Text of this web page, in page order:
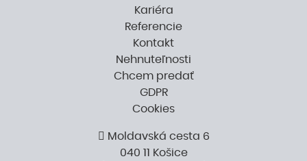
Kariéra
Referencie
Kontakt
Nehnuteľnosti
Chcem predať
GDPR
Cookies
Moldavská cesta 6
040 11 Košice